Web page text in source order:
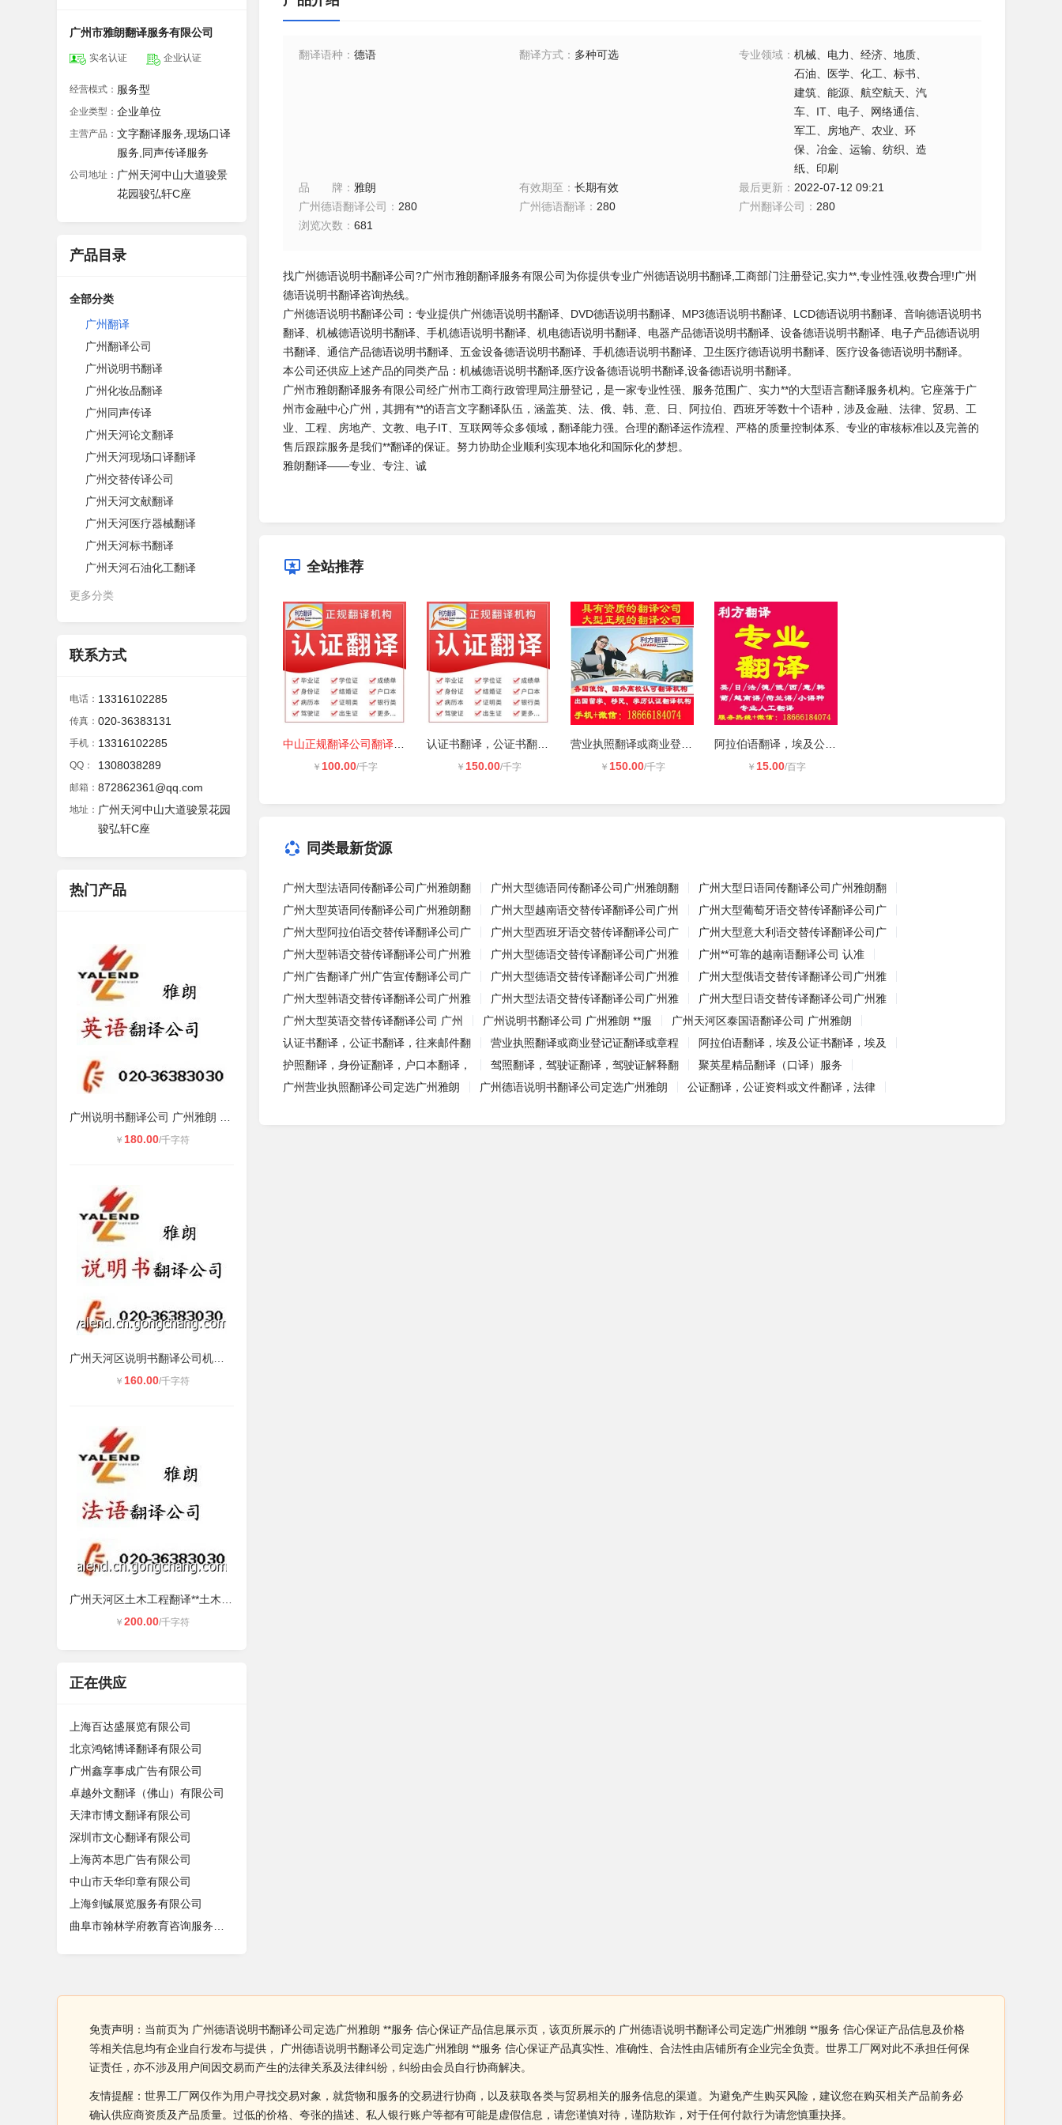
广州市雅朗翻译服务有限公司
实名认证 企业认证
经营模式： 服务型
企业类型： 企业单位
主营产品： 文字翻译服务,现场口译
服务,同声传译服务
公司地址： 广州天河中山大道骏景
花园骏弘轩C座
产品目录
全部分类
广州翻译
广州翻译公司
广州说明书翻译
广州化妆品翻译
广州同声传译
广州天河论文翻译
广州天河现场口译翻译
广州交替传译公司
广州天河文献翻译
广州天河医疗器械翻译
广州天河标书翻译
广州天河石油化工翻译
更多分类
联系方式
电话： 13316102285
传真： 020-36383131
手机： 13316102285
QQ： 1308038289
邮箱： 872862361@qq.com
地址： 广州天河中山大道骏景花园
骏弘轩C座
热门产品
￥ 180.00/千字符
￥ 160.00/千字符
￥ 200.00/千字符
正在供应
上海百达盛展览有限公司
北京鸿铭博译翻译有限公司
广州鑫享事成广告有限公司
卓越外文翻译（佛山）有限公司
天津市博文翻译有限公司
深圳市文心翻译有限公司
上海芮本思广告有限公司
中山市天华印章有限公司
上海剑铖展览服务有限公司
翻译语种 ： 德语 翻译方式： 多种可选 专业领域 ：机械、电力、经济、地质、
石油、医学、化工、标书、
建筑、能源、航空航天、汽
车、IT、电子、网络通信、
军工、房地产、农业、环
保、冶金、运输、纺织、造
纸、印刷
品牌 ： 雅朗 有效期至 ： 长期有效 最后更新 ： 2022-07-12 09:21
广州德语翻译公司 ： 280 广州德语翻译 ： 280 广州翻译公司 ： 280
浏览次数 ： 681
找广州德语说明书翻译公司?广州市雅朗翻译服务有限公司为你提供专业广州德语说明书翻译,工商部门注册登记,实力**,专业性强,收费合理!广州
德语说明书翻译咨询热线。
广州德语说明书翻译公司：专业提供广州德语说明书翻译、DVD德语说明书翻译、MP3德语说明书翻译、LCD德语说明书翻译、音响德语说明书
翻译、机械德语说明书翻译、手机德语说明书翻译、机电德语说明书翻译、电器产品德语说明书翻译、设备德语说明书翻译、电子产品德语说明
书翻译、通信产品德语说明书翻译、五金设备德语说明书翻译、手机德语说明书翻译、卫生医疗德语说明书翻译、医疗设备德语说明书翻译。
本公司还供应上述产品的同类产品：机械德语说明书翻译,医疗设备德语说明书翻译,设备德语说明书翻译。
广州市雅朗翻译服务有限公司经广州市工商行政管理局注册登记，是一家专业性强、服务范围广、实力**的大型语言翻译服务机构。它座落于广
州市金融中心广州，其拥有**的语言文字翻译队伍，涵盖英、法、俄、韩、意、日、阿拉伯、西班牙等数十个语种，涉及金融、法律、贸易、工
业、工程、房地产、文教、电子IT、互联网等众多领域，翻译能力强。合理的翻译运作流程、严格的质量控制体系、专业的审核标准以及完善的
售后跟踪服务是我们**翻译的保证。努力协助企业顺利实现本地化和国际化的梦想。
雅朗翻译——专业、专注、诚
全站推荐
￥ 100.00/千字 ￥ 150.00/千字 ￥ 150.00/千字 ￥ 15.00/百字
同类最新货源
广州大型法语同传翻译公司广州雅朗翻 广州大型德语同传翻译公司广州雅朗翻
广州大型日语同传翻译公司广州雅朗翻
广州大型英语同传翻译公司广州雅朗翻
广州大型越南语交替传译翻译公司广州
广州大型葡萄牙语交替传译翻译公司广
广州大型阿拉伯语交替传译翻译公司广
广州大型西班牙语交替传译翻译公司广
广州大型意大利语交替传译翻译公司广
广州大型韩语交替传译翻译公司广州雅
广州大型德语交替传译翻译公司广州雅
广州**可靠的越南语翻译公司 认准
广州广告翻译广州广告宣传翻译公司广
广州大型德语交替传译翻译公司广州雅
广州大型俄语交替传译翻译公司广州雅
广州大型韩语交替传译翻译公司广州雅
广州大型法语交替传译翻译公司广州雅
广州大型日语交替传译翻译公司广州雅
广州大型英语交替传译翻译公司 广州
广州说明书翻译公司 广州雅朗 **服
广州天河区泰国语翻译公司 广州雅朗
认证书翻译，公证书翻译，往来邮件翻
营业执照翻译或商业登记证翻译或章程
阿拉伯语翻译，埃及公证书翻译，埃及
护照翻译，身份证翻译，户口本翻译，
驾照翻译，驾驶证翻译，驾驶证解释翻
聚英星精品翻译（口译）服务
广州营业执照翻译公司定选广州雅朗
广州德语说明书翻译公司定选广州雅朗 公证翻译，公证资料或文件翻译，法律
免责声明：当前页为 广州德语说明书翻译公司定选广州雅朗 **服务 信心保证产品信息展示页，该页所展示的 广州德语说明书翻译公司定选广州雅朗 **服务 信心保证产品信息及价格
等相关信息均有企业自行发布与提供， 广州德语说明书翻译公司定选广州雅朗 **服务 信心保证产品真实性、准确性、合法性由店铺所有企业完全负责。世界工厂网对此不承担任何保
证责任，亦不涉及用户间因交易而产生的法律关系及法律纠纷，纠纷由会员自行协商解决。
友情提醒：世界工厂网仅作为用户寻找交易对象，就货物和服务的交易进行协商，以及获取各类与贸易相关的服务信息的渠道。为避免产生购买风险，建议您在购买相关产品前务必
确认供应商资质及产品质量。过低的价格、夸张的描述、私人银行账户等都有可能是虚假信息，请您谨慎对待，谨防欺诈，对于任何付款行为请您慎重抉择。